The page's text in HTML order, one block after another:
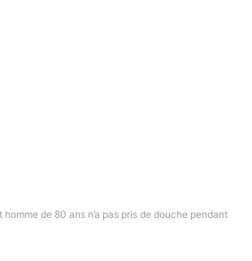
homme de 80 ans n’a pas pris de douche pendant